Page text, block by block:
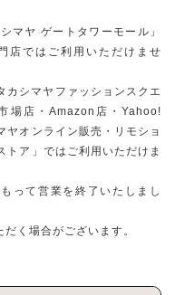
マヤ ゲートタワーモール」
店ではご利用いただけませ
カシマヤファッションスクエ
場店・Amazon店・Yahoo!
ヤオンライン販売・リモショ
トア」ではご利用いただけま
って営業を終了いたしまし
く場合がございます。